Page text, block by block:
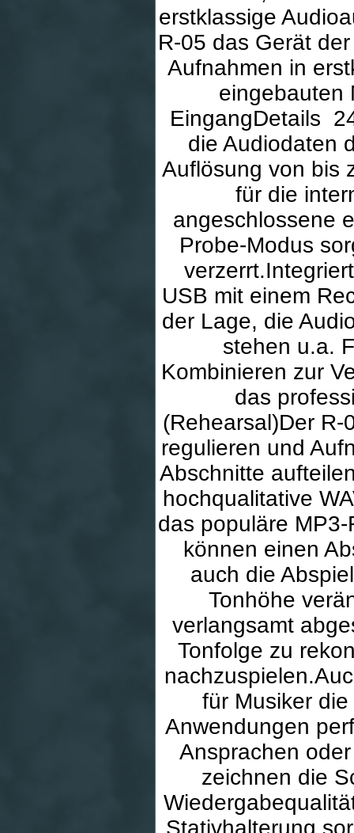
erstklassige
R-05 das Gerät
Aufnahmen in
eingebauten
EingangDetails
die Audiodaten
Auflösung von bis
für die
angeschlossene
Probe-Modus
USB mit einem
der Lage, die
stehen u.a.
Kombinieren zur
das
(Rehearsal)Der
regulieren und
Abschnitte
hochqualitative
das populäre
können einen
auch die
Tonhöhe
verlangsamt
Tonfolge zu
für Musiker
Anwendungen
Ansprachen
zeichnen die
Stativhalterung